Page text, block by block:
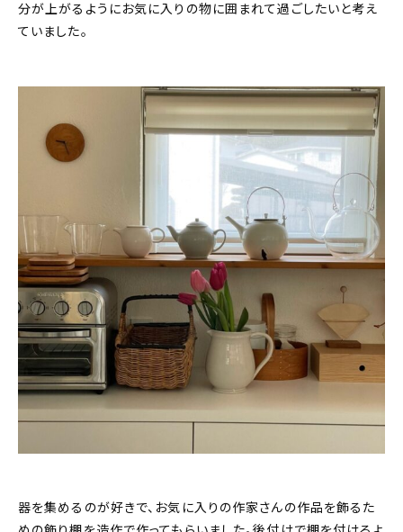
分が上がるようにお気に入りの物に囲まれて過ごしたいと考え
ていました。
器を集めるのが好きで、お気に入りの作家さんの作品を飾るた